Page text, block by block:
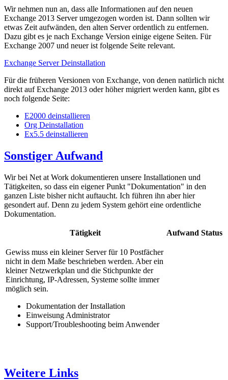
Wir nehmen nun an, dass alle Informationen auf den neuen
Exchange 2013 Server umgezogen worden ist. Dann sollten wir
etwas Zeit aufwänden, den alten Server ordentlich zu entfernen.
Dazu gibt es je nach Exchange Version einige eigene Seiten. Für
Exchange 2007 und neuer ist folgende Seite relevant.
Exchange Server Deinstallation
Für die früheren Versionen von Exchange, von denen natürlich nicht
direkt auf Exchange 2013 oder höher migriert werden kann, gibt es
noch folgende Seite:
E2000 deinstallieren
Org Deinstallation
Ex5.5 deinstallieren
Sonstiger Aufwand
Wir bei Net at Work dokumentieren unsere Installationen und
Tätigkeiten, so dass ein eigener Punkt "Dokumentation" in den
ganzen Liste bisher nicht auftaucht. Ich führen ihn aber hier
gesondert auf. Denn zu jedem System gehört eine ordentliche
Dokumentation.
Tätigkeit Aufwand Status
Gewiss muss ein kleiner Server für 10 Postfächer
nicht in dem Maße beschrieben werden. Aber ein
kleiner Netzwerkplan und die Stichpunkte der
Einrichtung, IP-Adressen, Systeme sollte immer
möglich sein.
Dokumentation der Installation
Einweisung Administrator
Support/Troubleshooting beim Anwender
Weitere Links